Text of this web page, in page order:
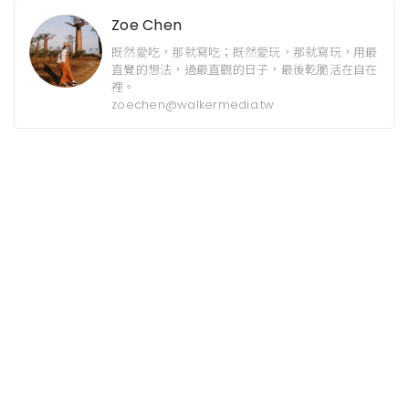
Zoe Chen
既然愛吃，那就寫吃；既然愛玩，那就寫玩，用最
直覺的想法，過最直觀的日子，最後乾脆活在自在
裡。
zoechen@walkermedia.tw